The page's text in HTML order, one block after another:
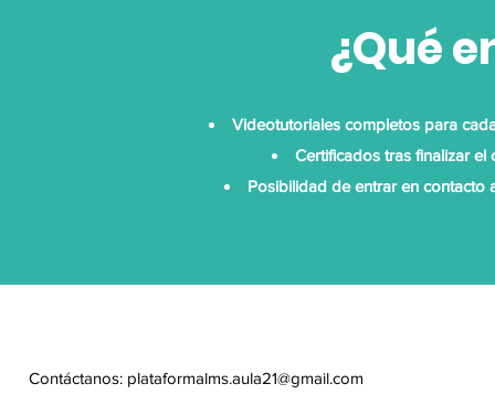
¿Qué
Videotutoriales completos para
Certificados tras finalizar
Posibilidad de entrar en contacto
Contáctanos: plataformalms.aula21@gmail.com